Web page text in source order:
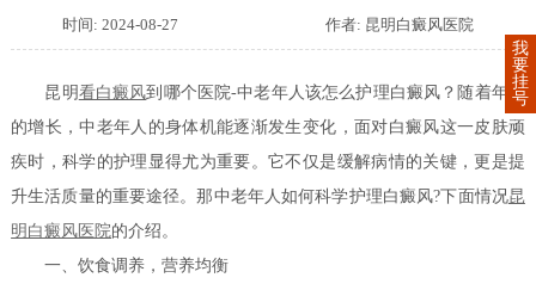
时间: 2024-08-27 作者: 昆明白癜风医院
昆明看白癜风到哪个医院-中老年人该怎么护理白癜风？随着年岁
的增长，中老年人的身体机能逐渐发生变化，面对白癜风这一皮肤顽
疾时，科学的护理显得尤为重要。它不仅是缓解病情的关键，更是提
升生活质量的重要途径。那中老年人如何科学护理白癜风?下面情况昆
明白癜风医院的介绍。
一、饮食调养，营养均衡
我
要
挂
号